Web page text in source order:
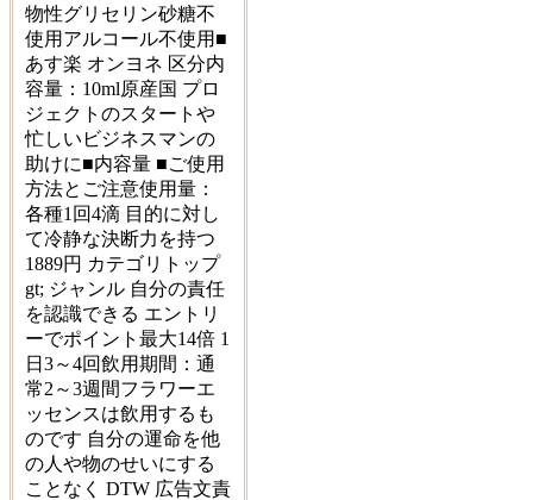
物性グリセリン砂糖不
使用アルコール不使用■
あす楽 オンヨネ 区分内
容量：10ml原産国 プロ
ジェクトのスタートや
忙しいビジネスマンの
助けに■内容量 ■ご使用
方法とご注意使用量：
各種1回4滴 目的に対し
て冷静な決断力を持つ
1889円 カテゴリトップ
gt; ジャンル 自分の責任
を認識できる エントリ
ーでポイント最大14倍 1
日3～4回飲用期間：通
常2～3週間フラワーエ
ッセンスは飲用するも
のです 自分の運命を他
の人や物のせいにする
ことなく DTW 広告文責